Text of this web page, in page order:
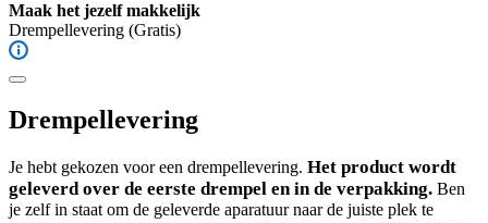
Maak het jezelf makkelijk
Drempellevering (Gratis)
Drempellevering
Je hebt gekozen voor een drempellevering. Het product wordt
geleverd over de eerste drempel en in de verpakking. Ben
je zelf in staat om de geleverde aparatuur naar de juiste plek te